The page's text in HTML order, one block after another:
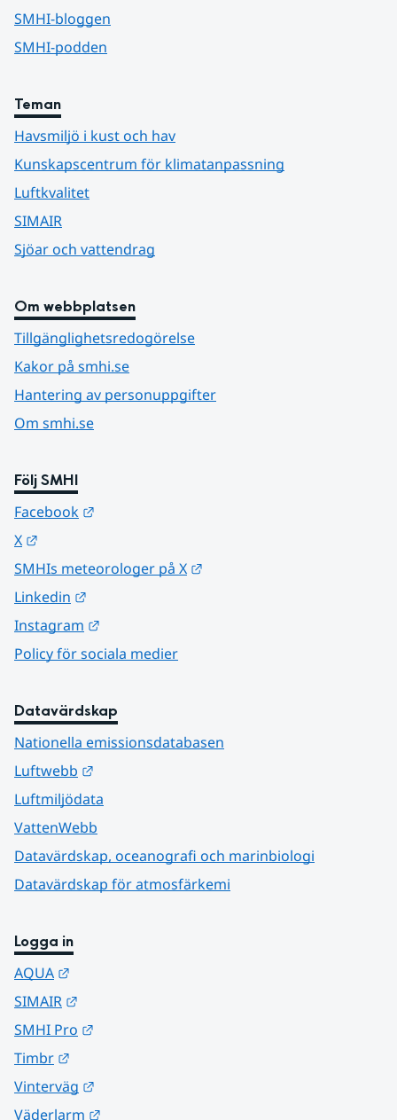
SMHI-bloggen
SMHI-podden
Teman
Havsmiljö i kust och hav
Kunskapscentrum för klimatanpassning
Luftkvalitet
SIMAIR
Sjöar och vattendrag
Om webbplatsen
Tillgänglighetsredogörelse
Kakor på smhi.se
Hantering av personuppgifter
Om smhi.se
Följ SMHI
Facebook
X
SMHIs meteorologer på X
Linkedin
Instagram
Policy för sociala medier
Datavärdskap
Nationella emissionsdatabasen
Luftwebb
Luftmiljödata
VattenWebb
Datavärdskap, oceanografi och marinbiologi
Datavärdskap för atmosfärkemi
Logga in
AQUA
SIMAIR
SMHI Pro
Timbr
Vinterväg
Väderlarm